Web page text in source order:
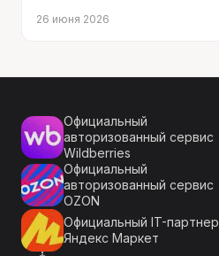
26 июня 2026
Официальный
авторизованный сервис
Wildberries
Официальный
авторизованный сервис
OZON
Официальный IT-партнер
Яндекс Маркет